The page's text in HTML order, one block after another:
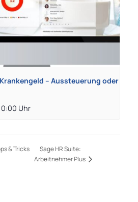
– Aussteuerung oder
& Tricks
Sage HR Suite:
Arbeitnehmer Plus